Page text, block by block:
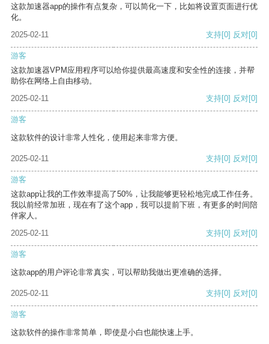
这款加速器app的操作有点复杂，可以简化一下，比如将设置页面进行优
化。
2025-02-11
支持[0] 反对[0]
游客
这款加速器VPM应用程序可以给你提供最高速度和安全性的连接，并帮
助你在网络上自由移动。
2025-02-11
支持[0] 反对[0]
游客
这款软件的设计非常人性化，使用起来非常方便。
2025-02-11 支持[0] 反对[0]
游客
这款app让我的工作效率提高了50%，让我能够更轻松地完成工作任务。
我以前经常加班，现在有了这个app，我可以提前下班，有更多的时间陪
伴家人。
2025-02-11
支持[0] 反对[0]
游客
这款app的用户评论非常真实，可以帮助我做出更准确的选择。
2025-02-11 支持[0] 反对[0]
游客
这款软件的操作非常简单，即使是小白也能快速上手。